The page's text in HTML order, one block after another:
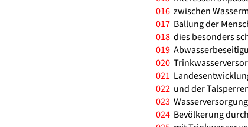
016 zwischen
017 Ballung der
018 dies besonders
019
020
021
022 und der
023
024 Bevölkerung